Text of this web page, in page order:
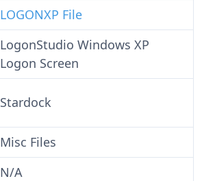
LOGONXP File
LogonStudio Windows XP
Logon Screen
Stardock
Misc Files
N/A